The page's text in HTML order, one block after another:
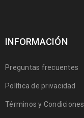
INFORMACIÓN
Preguntas frecuentes
Política de privacidad
Términos y Condiciones